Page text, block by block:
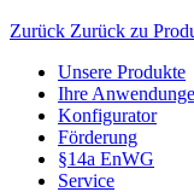
Zurück Zurück zu
Unsere Produkte
Ihre
Konfigurator
Förderung
§14a EnWG
Service